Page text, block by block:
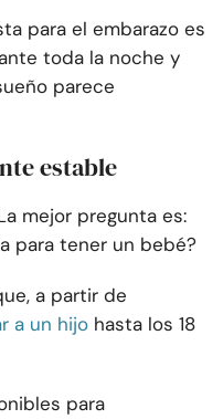
para el embarazo es
toda la noche y
parece
estable
mejor pregunta es:
para tener un bebé?
a partir de
a un hijo hasta los 18
para